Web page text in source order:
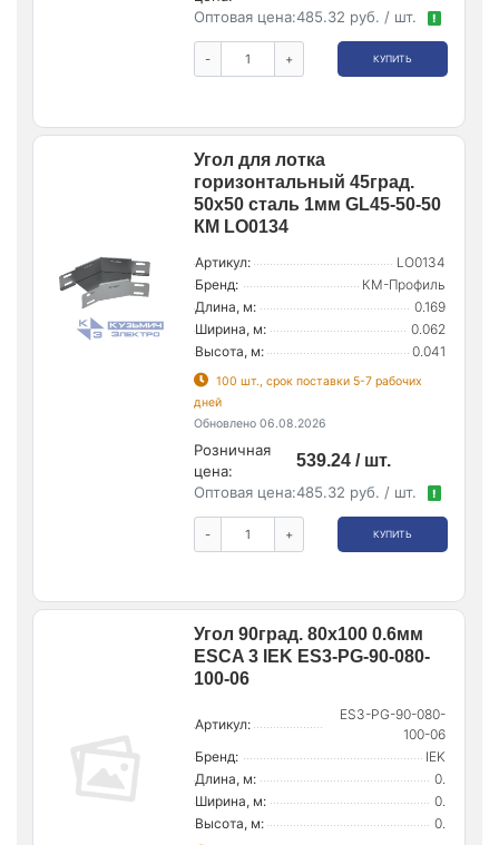
Оптовая цена:485.32 руб. / шт. !
- + КУПИТЬ
Угол для лотка
горизонтальный 45град.
50х50 сталь 1мм GL45-50-50
КМ LO0134
Артикул:
LO0134
Бренд:
КМ-Профиль
Длина, м:
0.169
Ширина, м:
0.062
Высота, м:
0.041
100 шт., срок поставки 5-7 рабочих
дней
Обновлено 06.08.2026
Розничная
цена:
539.24 / шт.
Оптовая цена:485.32 руб. / шт. !
- + КУПИТЬ
Угол 90град. 80х100 0.6мм
ESCA 3 IEK ES3-PG-90-080-
100-06
Артикул:
ES3-PG-90-080-
100-06
Бренд:
IEK
Длина, м:
0.
Ширина, м:
0.
Высота, м:
0.